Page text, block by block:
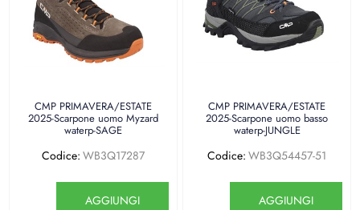
CMP PRIMAVERA/ESTATE
2025-Scarpone uomo Myzard
waterp-SAGE
Codice: WB3Q17287
AGGIUNGI
CMP PRIMAVERA/ESTATE
2025-Scarpone uomo basso
waterp-JUNGLE
Codice: WB3Q54457-51
AGGIUNGI